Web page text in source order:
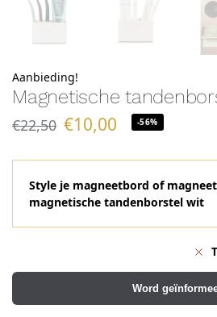
Aanbieding!
Magnetische
€22,50 €10,00 -56%
Style je magneetbord of
magnetische tandenborstel wit
Word